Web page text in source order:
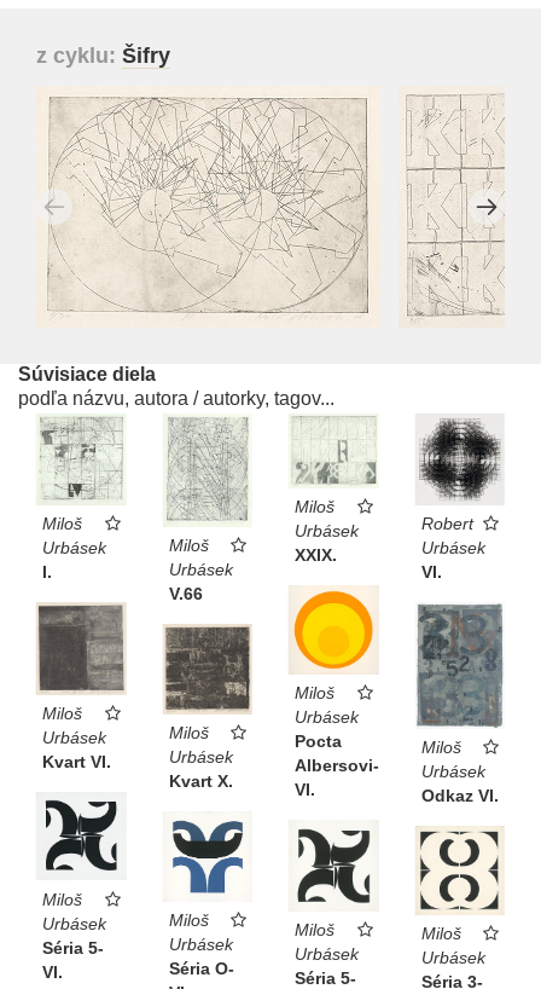
z cyklu: Šifry
Súvisiace diela
podľa názvu, autora / autorky, tagov...
Miloš
Urbásek
I.
Miloš
Urbásek
V.66
Miloš
Urbásek
XXIX.
Robert
Urbásek
VI.
Miloš
Urbásek
Pocta
Albersovi-
VI.
Miloš
Urbásek
Odkaz VI.
Miloš
Urbásek
Kvart VI.
Miloš
Urbásek
Kvart X.
Miloš
Urbásek
Séria 5-
VI.
Miloš
Urbásek
Séria O-
Miloš
Urbásek
Séria 5-
Miloš
Urbásek
Séria 3-